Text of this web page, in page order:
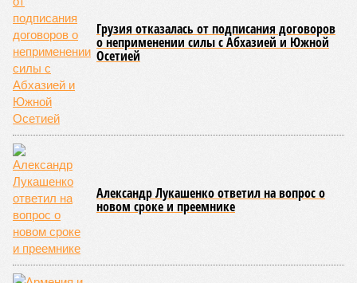
ультрафиолет, а иногда… это просто случается. Просто
«потому что». И учёные до сих пор бьются над загадкой
почему.
Некоторые мутации не слишком разрушительны, и клетка
может существовать в слегка изменённом виде. Другие же
приводят к катастрофическим изменениям внутри неё – и
она погибает.
присутствуют тысячи соматических мутаций. У
организма нет механики, которая позволила бы ему
вернуться и исправить повреждения, уже записанные в
геноме,– рассказываетДжереми Клерк, доцент
медицинской школы Гроссмана при Нью-Йоркском
университете.
накопившиеся повреждения снижают эффективность
работы клетки, а в некоторых случаях создают
предпосылки для развития рака»